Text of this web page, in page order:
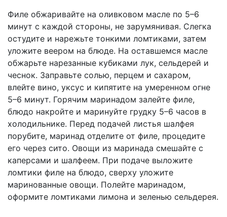
Филе обжаривайте на оливковом масле по 5–6
минут с каждой стороны, не зарумянивая. Слегка
остудите и нарежьте тонкими ломтиками, затем
уложите веером на блюде. На оставшемся масле
обжарьте нарезанные кубиками лук, сельдерей и
чеснок. Заправьте солью, перцем и сахаром,
влейте вино, уксус и кипятите на умеренном огне
5–6 минут. Горячим маринадом залейте филе,
блюдо накройте и маринуйте грудку 5–6 часов в
холодильнике. Перед подачей листья шалфея
порубите, маринад отделите от филе, процедите
его через сито. Овощи из маринада смешайте с
каперсами и шалфеем. При подаче выложите
ломтики филе на блюдо, сверху уложите
маринованные овощи. Полейте маринадом,
оформите ломтиками лимона и зеленью сельдерея.